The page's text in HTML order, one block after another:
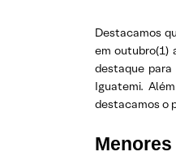
Destacamos
em outubro(1)
destaque para
Iguatemi.
destacamos o